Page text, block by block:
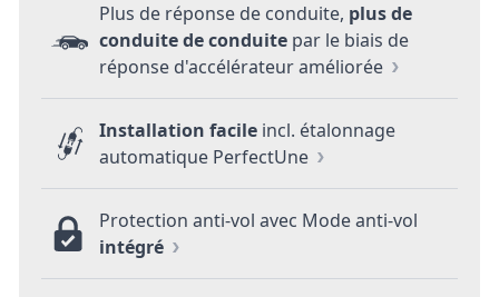
Plus de réponse de conduite, plus de
conduite de conduite par le biais de
réponse d'accélérateur améliorée
Installation facile incl. étalonnage
automatique PerfectUne
Protection anti-vol avec Mode anti-vol
intégré